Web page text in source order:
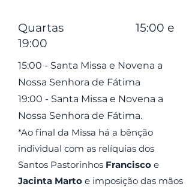
Quartas 15:00 e
19:00
15:00 - Santa Missa e Novena a
Nossa Senhora de Fátima
19:00 - Santa Missa e Novena a
Nossa Senhora de Fátima.
*Ao final da Missa há a bênção
individual com as relíquias dos
Santos Pastorinhos Francisco e
Jacinta Marto e imposição das mãos